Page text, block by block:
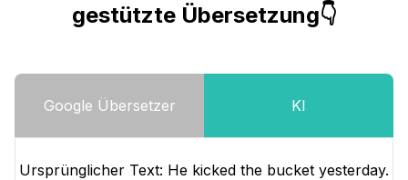
gestützte Übersetzung👇
Google Übersetzer KI
Ursprünglicher Text: He kicked the bucket yesterday.